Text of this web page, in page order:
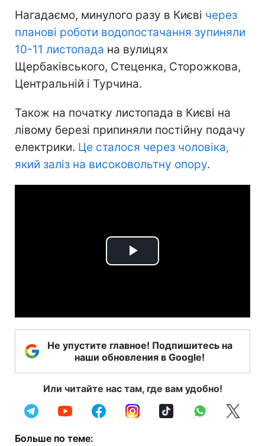
Нагадаємо, минулого разу в Києві через
планові роботи водопостачання зупиняли
10-11 листопада на вулицях
Щербаківського, Стеценка, Сторожкова,
Центральній і Турчина.
Також на початку листопада в Києві на
лівому березі припиняли постійну подачу
електрики. Це сталося через чоловіка,
який заліз на високовольтну опору.
Play
Не упустите главное! Подпишитесь на
наши обновления в Google!
Или читайте нас там, где вам удобно!
Больше по теме: